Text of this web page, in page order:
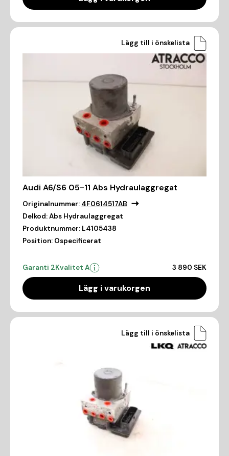
Lägg till i önskelista
Audi A6/S6 05-11 Abs Hydraulaggregat
Originalnummer: 4F0614517AB
Delkod:Abs Hydraulaggregat
Produktnummer: L4105438
Position: Ospecificerat
Garanti 2Kvalitet A 3 890 SEK
Lägg i varukorgen
Lägg till i önskelista